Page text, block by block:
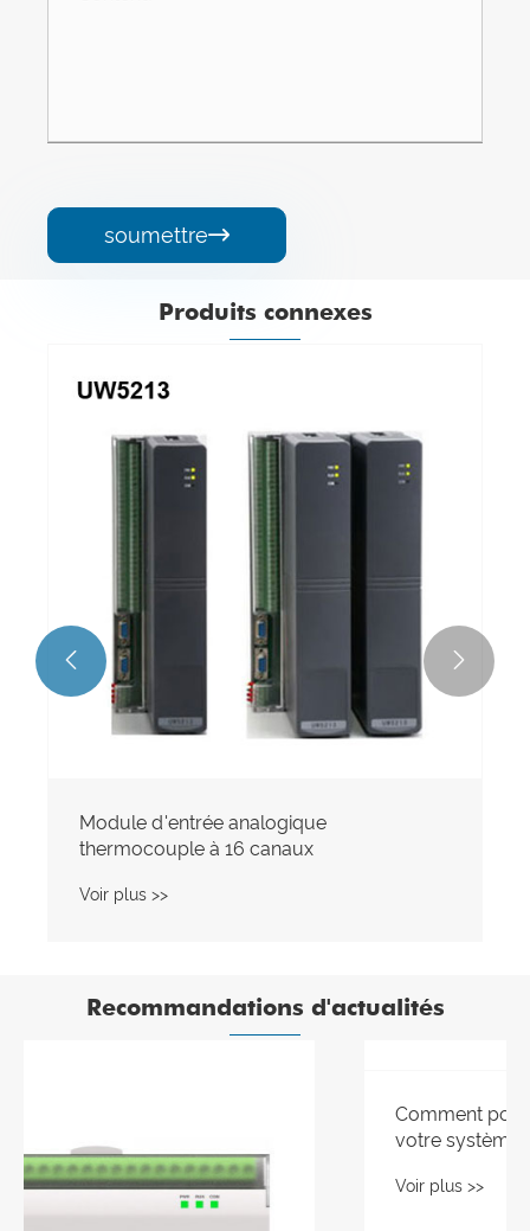
soumettre
Produits connexes
thermique à 16 canaux
Voir plus >>
 
Recommandations d'actualités